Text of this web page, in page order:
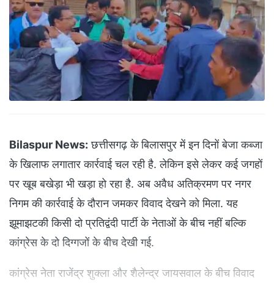
Bilaspur News: छत्तीसगढ़ के बिलासपुर में इन दिनों बेजा कब्जा
के खिलाफ लगातार कार्रवाई चल रही है. लेकिन इसे लेकर कई जगहों
पर खूब बखेड़ा भी खड़ा हो रहा है. अब अवैध अतिक्रमण पर नगर
निगम की कार्रवाई के दौरान जमकर विवाद देखने को मिला. यह
झूमाझटकी किसी दो प्रतिद्वंदी पार्टी के नेताओं के बीच नहीं बल्कि
कांग्रेस के दो दिग्गजों के बीच देखी गई.
कांग्रेस नेता राजेंद्र शुक्ला और शैलेन्द्र जायसवाल के बीच विवाद